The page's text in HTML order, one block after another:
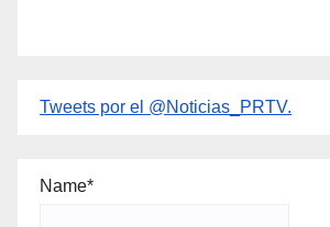
Tweets por el @Noticias_PRTV.
Name*